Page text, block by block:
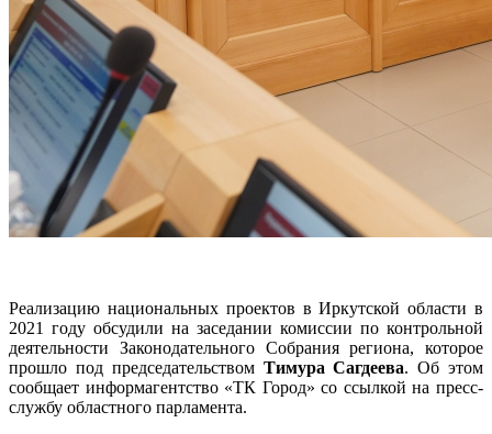
Реализацию национальных проектов в Иркутской области в
2021 году обсудили на заседании комиссии по контрольной
деятельности Законодательного Собрания региона, которое
прошло под председательством Тимура Сагдеева. Об этом
сообщает информагентство «ТК Город» со ссылкой на пресс-
службу областного парламента.